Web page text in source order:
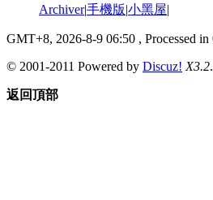
Archiver|手機版|小黑屋|
GMT+8, 2026-8-9 06:50 , Processed
© 2001-2011 Powered by Discuz! X3.2
返回頂部